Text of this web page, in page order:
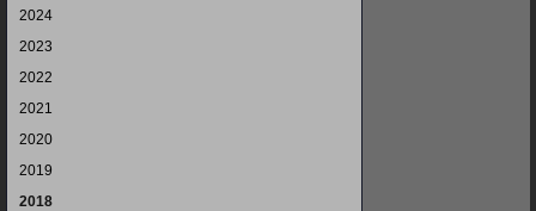
2024
2023
2022
2021
2020
2019
2018